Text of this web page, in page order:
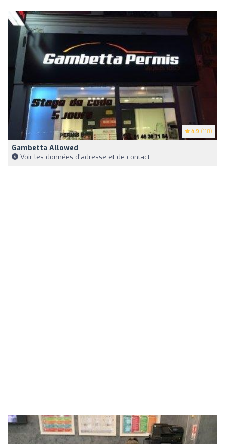
4.9 (118)
Gambetta Allowed
Voir les données d'adresse et de contact